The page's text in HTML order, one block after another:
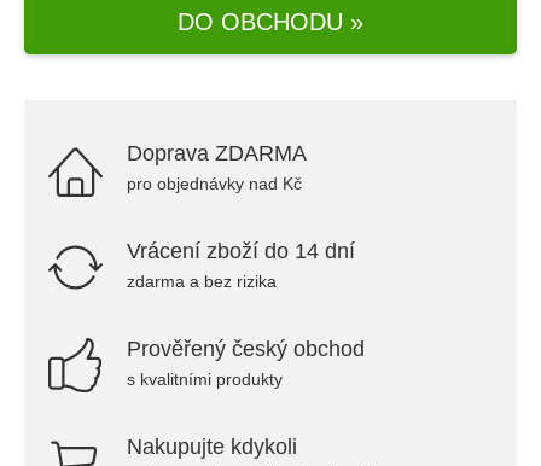
DO OBCHODU »
Doprava ZDARMA
pro objednávky nad Kč
Vrácení zboží do 14 dní
zdarma a bez rizika
Prověřený český obchod
s kvalitními produkty
Nakupujte kdykoli